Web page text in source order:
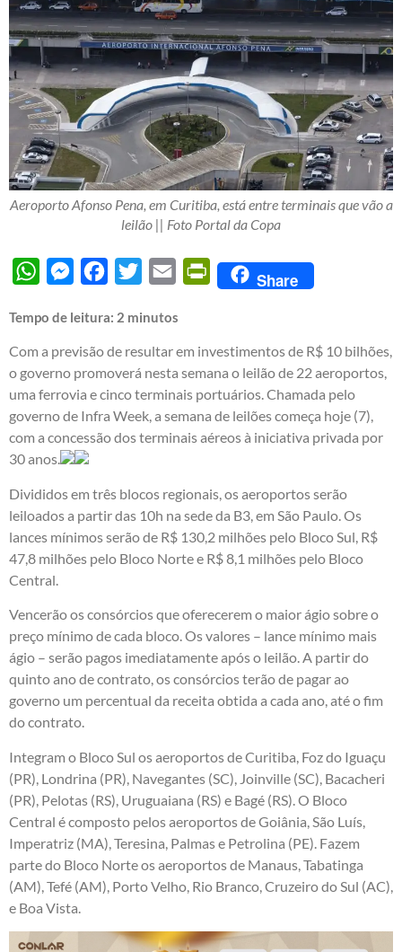
Aeroporto Afonso Pena, em Curitiba, está entre terminais que vão a
leilão || Foto Portal da Copa
WhatsAppMessengerFacebook
Twitter Email PrintFriendly
Share
Tempo de leitura: 2 minutos
Com a previsão de resultar em investimentos de R$ 10 bilhões,
o governo promoverá nesta semana o leilão de 22 aeroportos,
uma ferrovia e cinco terminais portuários. Chamada pelo
governo de Infra Week, a semana de leilões começa hoje (7),
com a concessão dos terminais aéreos à iniciativa privada por
30 anos.
Divididos em três blocos regionais, os aeroportos serão
leiloados a partir das 10h na sede da B3, em São Paulo. Os
lances mínimos serão de R$ 130,2 milhões pelo Bloco Sul, R$
47,8 milhões pelo Bloco Norte e R$ 8,1 milhões pelo Bloco
Central.
Vencerão os consórcios que oferecerem o maior ágio sobre o
preço mínimo de cada bloco. Os valores – lance mínimo mais
ágio – serão pagos imediatamente após o leilão. A partir do
quinto ano de contrato, os consórcios terão de pagar ao
governo um percentual da receita obtida a cada ano, até o fim
do contrato.
Integram o Bloco Sul os aeroportos de Curitiba, Foz do Iguaçu
(PR), Londrina (PR), Navegantes (SC), Joinville (SC), Bacacheri
(PR), Pelotas (RS), Uruguaiana (RS) e Bagé (RS). O Bloco
Central é composto pelos aeroportos de Goiânia, São Luís,
Imperatriz (MA), Teresina, Palmas e Petrolina (PE). Fazem
parte do Bloco Norte os aeroportos de Manaus, Tabatinga
(AM), Tefé (AM), Porto Velho, Rio Branco, Cruzeiro do Sul (AC),
e Boa Vista.